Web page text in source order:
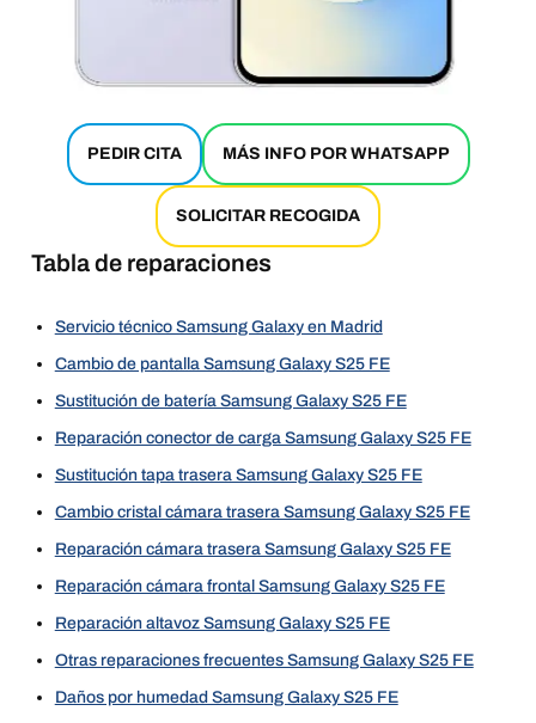
PEDIR CITA MÁS INFO POR WHATSAPP
SOLICITAR RECOGIDA
Tabla de reparaciones
Servicio técnico Samsung Galaxy en Madrid
Cambio de pantalla Samsung Galaxy S25 FE
Sustitución de batería Samsung Galaxy S25 FE
Reparación conector de carga Samsung Galaxy S25 FE
Sustitución tapa trasera Samsung Galaxy S25 FE
Cambio cristal cámara trasera Samsung Galaxy S25 FE
Reparación cámara trasera Samsung Galaxy S25 FE
Reparación cámara frontal Samsung Galaxy S25 FE
Reparación altavoz Samsung Galaxy S25 FE
Otras reparaciones frecuentes Samsung Galaxy S25 FE
Daños por humedad Samsung Galaxy S25 FE